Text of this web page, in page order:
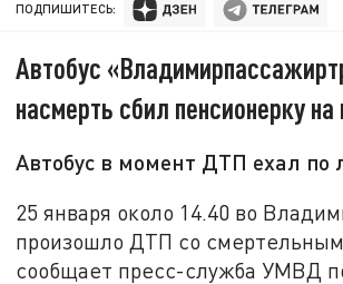
ПОДПИШИТЕСЬ:
Автобус
насмерть сбил пенсионерку на
Автобус в момент ДТП ехал по
25 января около 14.40 во
произошло ДТП со
сообщает пресс-служба УМВД